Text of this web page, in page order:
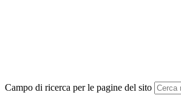
Campo di ricerca per le pagine del sito